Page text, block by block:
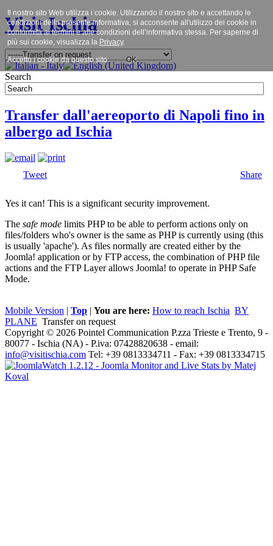
Visit Ischia
Search
Transfer dall'aereoporto di Napoli fino in
albergo ad Ischia
Tweet Share
Yes it can! This is a significant security improvement.
The safe mode limits PHP to be able to perform actions only on
files/folders who's owner is the same as PHP is currently using (this
is usually 'apache'). As files normally are created either by the
Joomla! application or by FTP access, the combination of PHP file
actions and the FTP Layer allows Joomla! to operate in PHP Safe
Mode.
Mobile Version | Top | You are here: How to reach Ischia BY
PLANE Transfer on request
Copyright © 2026 Pointel Communication P.zza Trieste e Trento, 9 -
80077 - Ischia (NA) - P.iva: 07428820638 - email:
info@visitischia.com Tel: +39 0813334711 - Fax: +39 0813334715
Il nostro sito Web utilizza i cookie. Utilizzando il nostro sito e accettando le
condizioni della presente informativa, si acconsente all'utilizzo dei cookie in
conformità ai termini e alle condizioni dell’informativa stessa. Per saperne di
più sui cookie, visualizza la Privacy.
Accetto i cookie da questo sito. OK